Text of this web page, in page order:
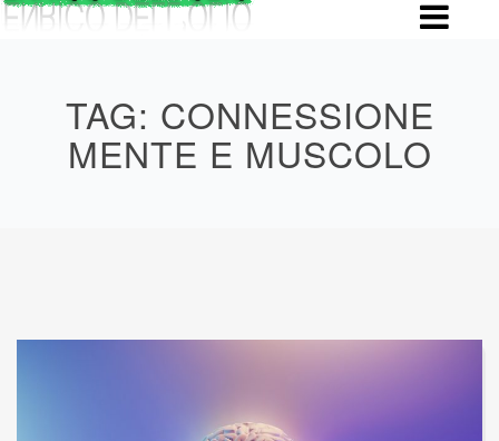
Skip
TAG: CONNESSIONE
MENTE E MUSCOLO